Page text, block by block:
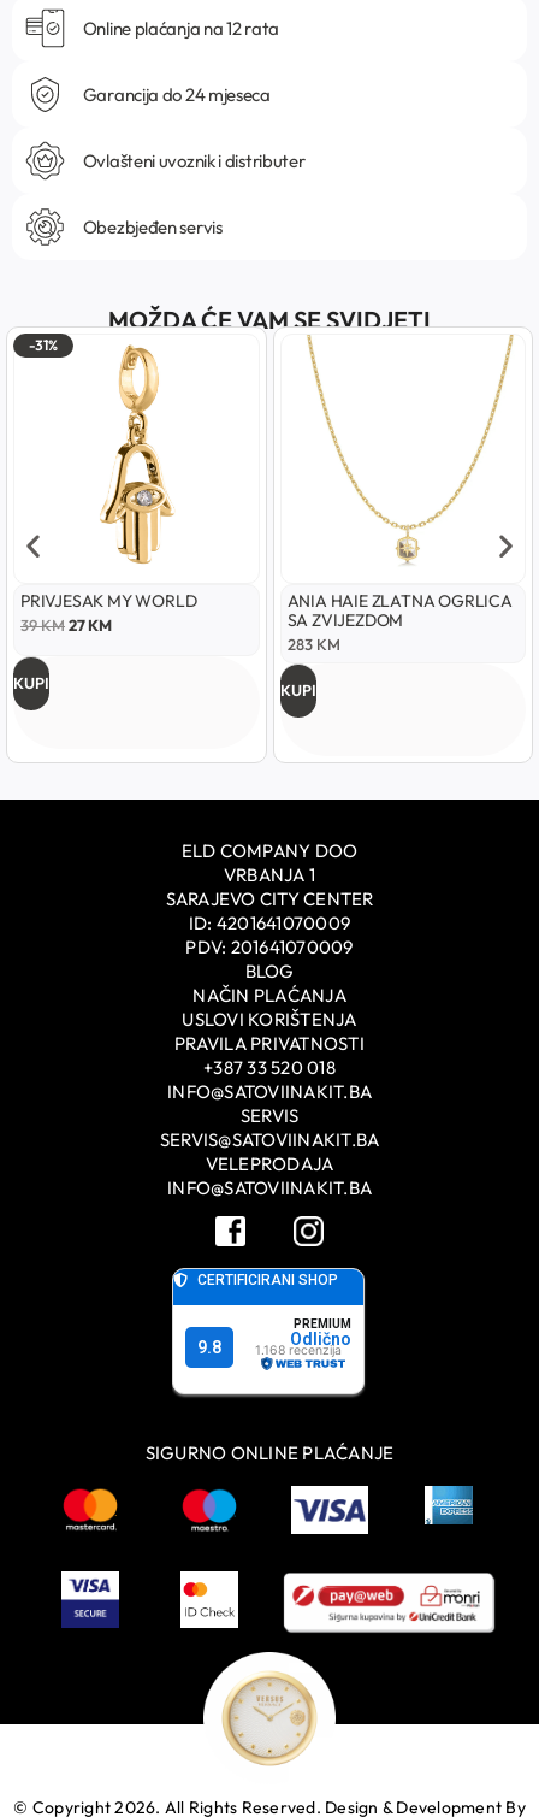
Online plaćanja na 12 rata
Garancija do 24 mjeseca
Ovlašteni uvoznik i distributer
Obezbjeđen servis
MOŽDA ĆE VAM SE SVIDJETI
-31%
PRIVJESAK MY WORLD
39KM27KM
KUPI
ANIA HAIE ZLATNA OGRLICA
SA ZVIJEZDOM
283 KM
KUPI
ELD COMPANY DOO
VRBANJA 1
SARAJEVO CITY CENTER
ID: 4201641070009
PDV: 201641070009
BLOG
NAČIN PLAĆANJA
USLOVI KORIŠTENJA
PRAVILA PRIVATNOSTI
+387 33 520 018
INFO@SATOVIINAKIT.BA
SERVIS
SERVIS@SATOVIINAKIT.BA
VELEPRODAJA
INFO@SATOVIINAKIT.BA
SIGURNO ONLINE PLAĆANJE
© Copyright 2026. All Rights Reserved. Design & Development By